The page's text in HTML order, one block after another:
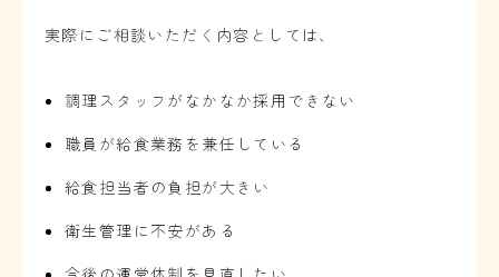
実際にご相談いただく内容としては、
調理スタッフがなかなか採用できない
職員が給食業務を兼任している
給食担当者の負担が大きい
衛生管理に不安がある